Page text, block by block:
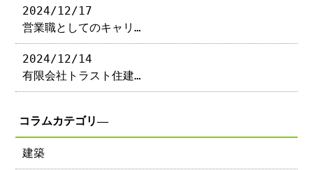
2024/12/17
営業職としてのキャリ…
2024/12/14
有限会社トラスト住建…
コラムカテゴリ―
建築